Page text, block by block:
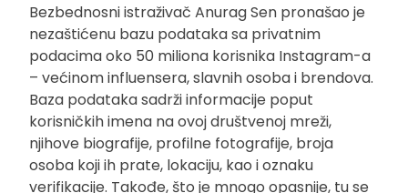
Bezbednosni istraživač Anurag Sen pronašao je
nezaštićenu bazu podataka sa privatnim
podacima oko 50 miliona korisnika Instagram-a
– većinom influensera, slavnih osoba i brendova.
Baza podataka sadrži informacije poput
korisničkih imena na ovoj društvenoj mreži,
njihove biografije, profilne fotografije, broja
osoba koji ih prate, lokaciju, kao i oznaku
verifikacije. Takođe, što je mnogo opasnije, tu se